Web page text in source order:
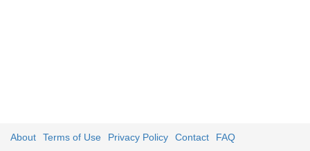
About Terms of Use Privacy Policy Contact FAQ